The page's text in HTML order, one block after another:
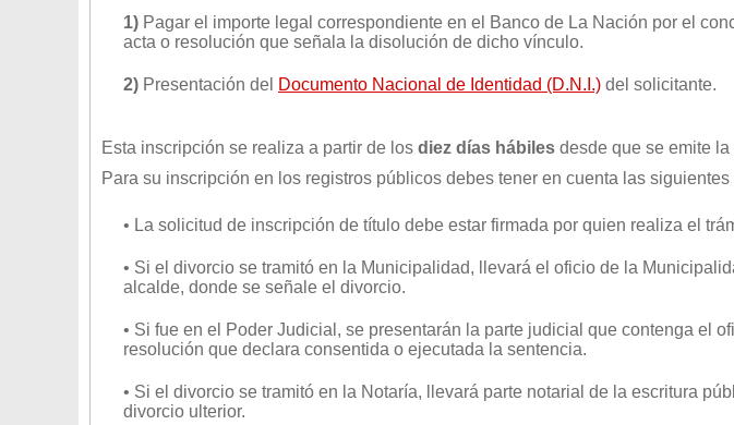
1) Pagar el importe legal correspondiente en el Banco de La Nación por el
acta o resolución que señala la disolución de dicho vínculo.
2) Presentación del Documento Nacional de Identidad (D.N.I.) del solicitante.
Esta inscripción se realiza a partir de los diez días hábiles desde que se emite
Para su inscripción en los registros públicos debes tener en cuenta las siguientes
• La solicitud de inscripción de título debe estar firmada por quien realiza el
• Si el divorcio se tramitó en la Municipalidad, llevará el oficio de la
alcalde, donde se señale el divorcio.
• Si fue en el Poder Judicial, se presentarán la parte judicial que contenga el
resolución que declara consentida o ejecutada la sentencia.
• Si el divorcio se tramitó en la Notaría, llevará parte notarial de la escritura
divorcio ulterior.